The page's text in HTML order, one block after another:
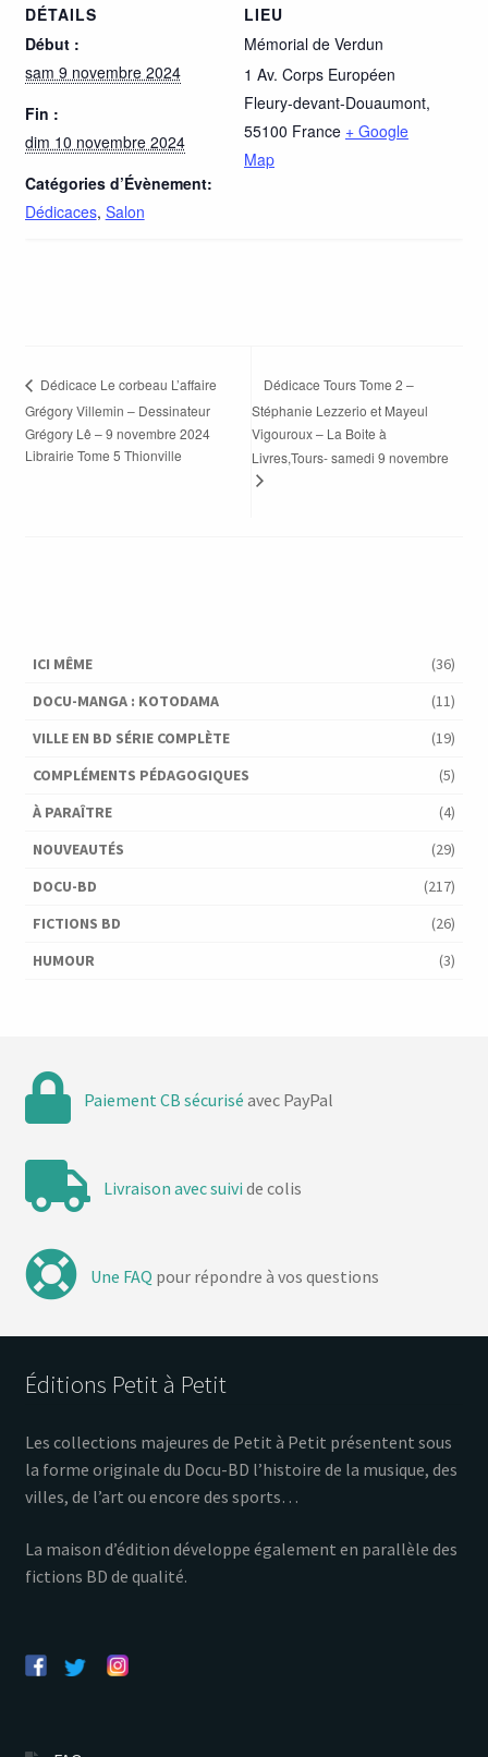
DÉTAILS
Début :
sam 9 novembre 2024
Fin :
dim 10 novembre 2024
Catégories d’Évènement:
Dédicaces, Salon
LIEU
Mémorial de Verdun
1 Av. Corps Européen
Fleury-devant-Douaumont,
55100 France + Google
Map
Dédicace Le corbeau L’affaire
Grégory Villemin – Dessinateur
Grégory Lê – 9 novembre 2024
Librairie Tome 5 Thionville
Dédicace Tours Tome 2 –
Stéphanie Lezzerio et Mayeul
Vigouroux – La Boite à
Livres,Tours- samedi 9 novembre
ICI MÊME
(36)
DOCU-MANGA : KOTODAMA
(11)
VILLE EN BD SÉRIE COMPLÈTE
(19)
COMPLÉMENTS PÉDAGOGIQUES
(5)
À PARAÎTRE
(4)
NOUVEAUTÉS
(29)
DOCU-BD
(217)
FICTIONS BD
(26)
HUMOUR
(3)
Paiement CB sécurisé avec PayPal
Livraison avec suivi de colis
Une FAQ pour répondre à vos questions
Éditions Petit à Petit
Les collections majeures de Petit à Petit présentent sous
la forme originale du Docu-BD l’histoire de la musique, des
villes, de l’art ou encore des sports…
La maison d’édition développe également en parallèle des
fictions BD de qualité.